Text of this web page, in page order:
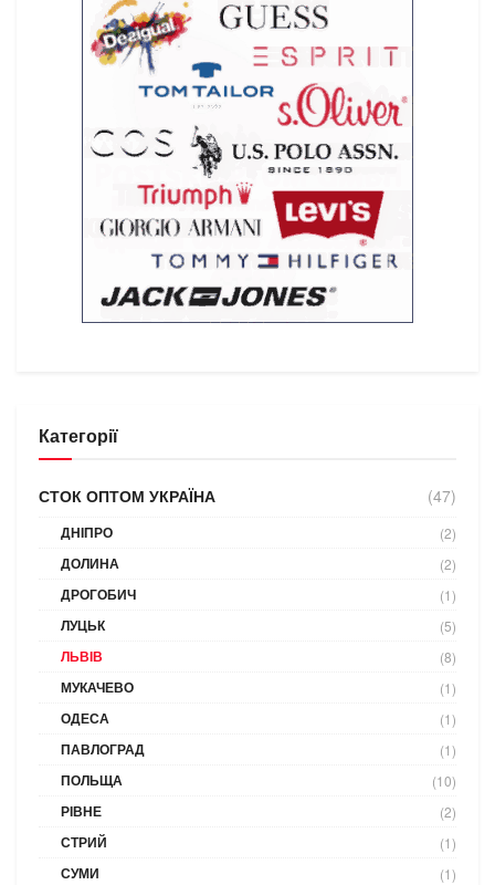
Категорії
СТОК ОПТОМ УКРАЇНА (47)
ДНІПРО (2)
ДОЛИНА (2)
ДРОГОБИЧ (1)
ЛУЦЬК (5)
ЛЬВІВ (8)
МУКАЧЕВО (1)
ОДЕСА (1)
ПАВЛОГРАД (1)
ПОЛЬЩА (10)
РІВНЕ (2)
СТРИЙ (1)
СУМИ (1)